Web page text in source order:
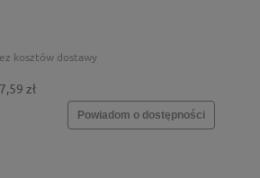
kosztów dostawy
zł
Powiadom o dostępności